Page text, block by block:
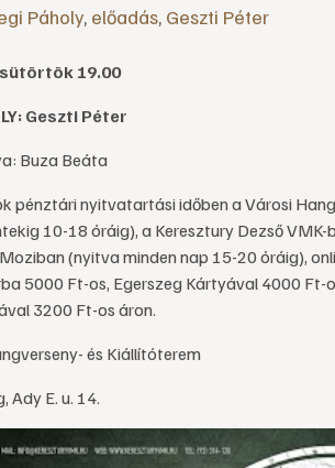
Páholy, előadás, Geszti Péter
19.00
Geszti Péter
Buza Beáta
pénztári nyitvatartási időben a Városi
10-18 óráig), a Keresztury Dezső
(nyitva minden nap 15-20 óráig),
5000 Ft-os, Egerszeg Kártyával 4000 Ft-
3200 Ft-os áron.
és Kiállítóterem
Ady E. u. 14.